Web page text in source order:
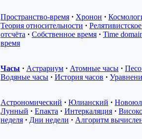
Пространство-время · Хронон ·
Теория относительности ·
отсчёта · Собственное время · Time
время
Часы · Астрариум · Атомные часы ·
Водяные часы · История часов ·
Астрономический · Юлианский ·
Лунный · Епакта · Интеркаляция ·
неделя · Дни недели · Алгоритм